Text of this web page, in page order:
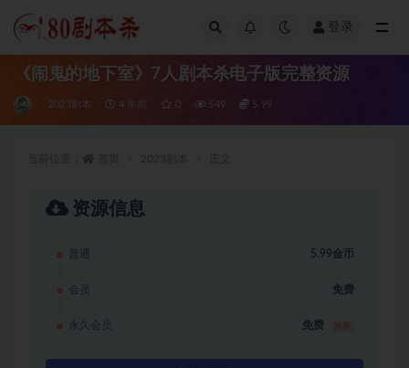
登录
《闹鬼的地下室》7人剧本杀电子版完整资源
2023剧本 4 年前 0 549 5.99
资源信息
普通 5.99金币
会员 免费
永久会员 免费